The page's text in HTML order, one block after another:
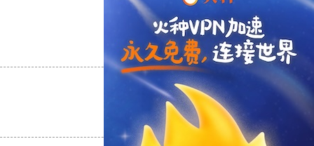
支持 [0] 反对[0]
支持[0] 反对